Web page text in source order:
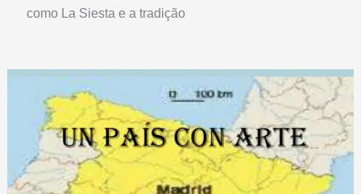
como La Siesta e a tradição